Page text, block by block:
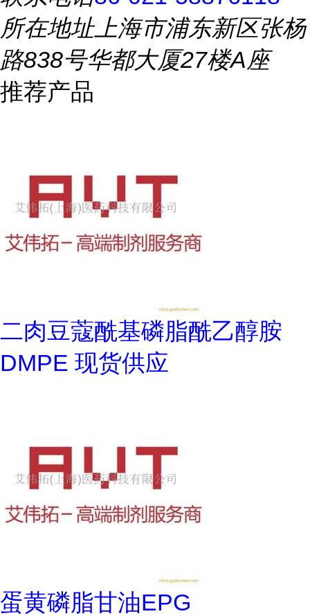
所在地址上海市浦东新区张杨
路838号华都大厦27楼A座
推荐产品
二肉豆蔻酰基磷脂酰乙醇胺
DMPE 现货供应
蛋黄磷脂甘油EPG